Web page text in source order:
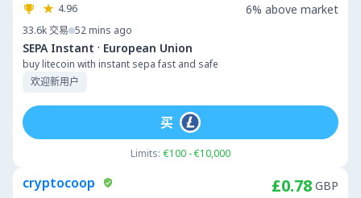
4.96
33.6k交易 52 mins ago
SEPA Instant · European Union
buy litecoin with instant sepa fast and safe
欢迎新用户
6% above market
Limits: €100 - €10,000
买
cryptocoop £0.78 GBP